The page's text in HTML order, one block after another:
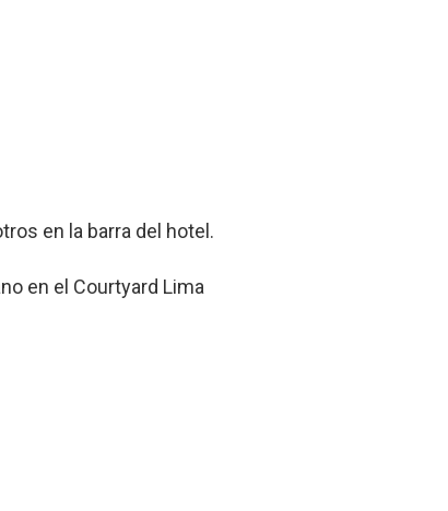
en la barra del hotel.
en el Courtyard Lima